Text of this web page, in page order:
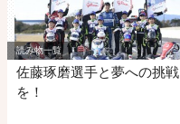
読み物一覧
佐藤琢磨選手と夢への挑戦
を！